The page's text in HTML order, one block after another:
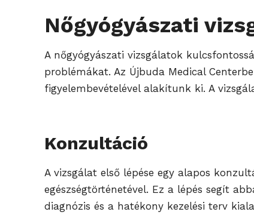
Nőgyógyászati
A nőgyógyászati vizsgálatok
problémákat. Az Újbuda Medical
figyelembevételével alakítunk ki. A
Konzultáció
A vizsgálat első lépése egy alapos
egészségtörténetével. Ez a lépés segít
diagnózis és a hatékony kezelési terv